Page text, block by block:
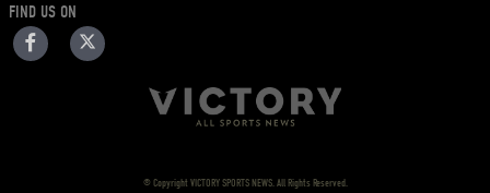
FIND US ON
© Copyright VICTORY SPORTS NEWS. All Rights Reserved.